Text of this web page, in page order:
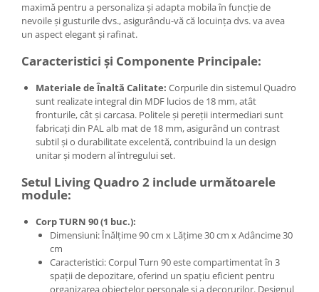
maximă pentru a personaliza și adapta mobila în funcție de
nevoile și gusturile dvs., asigurându-vă că locuința dvs. va avea
un aspect elegant și rafinat.
Caracteristici și Componente Principale:
Materiale de Înaltă Calitate: Corpurile din sistemul Quadro
sunt realizate integral din MDF lucios de 18 mm, atât
fronturile, cât și carcasa. Politele și pereții intermediari sunt
fabricați din PAL alb mat de 18 mm, asigurând un contrast
subtil și o durabilitate excelentă, contribuind la un design
unitar și modern al întregului set.
Setul Living Quadro 2 include următoarele
module:
Corp TURN 90 (1 buc.):
Dimensiuni: Înălțime 90 cm x Lățime 30 cm x Adâncime 30
cm
Caracteristici: Corpul Turn 90 este compartimentat în 3
spații de depozitare, oferind un spațiu eficient pentru
organizarea obiectelor personale și a decorurilor. Designul